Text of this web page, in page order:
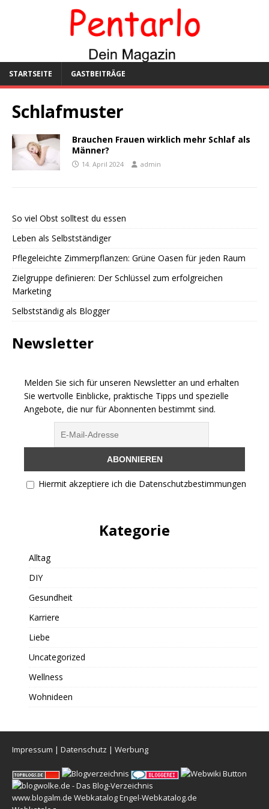
STARTSEITE GASTBEITRÄGE
Schlafmuster
Brauchen Frauen wirklich mehr Schlaf als
Männer?
14. April 2024 admin
So viel Obst solltest du essen
Leben als Selbstständiger
Pflegeleichte Zimmerpflanzen: Grüne Oasen für jeden Raum
Zielgruppe definieren: Der Schlüssel zum erfolgreichen
Marketing
Selbstständig als Blogger
Newsletter
Melden Sie sich für unseren Newsletter an und erhalten
Sie wertvolle Einblicke, praktische Tipps und spezielle
Angebote, die nur für Abonnenten bestimmt sind.
Hiermit akzeptiere ich die Datenschutzbestimmungen
Kategorie
Alltag
DIY
Gesundheit
Karriere
Liebe
Uncategorized
Wellness
Wohnideen
Impressum | Datenschutz | Werbung
www.blogalm.de WebkatalogEngel-Webkatalog.de